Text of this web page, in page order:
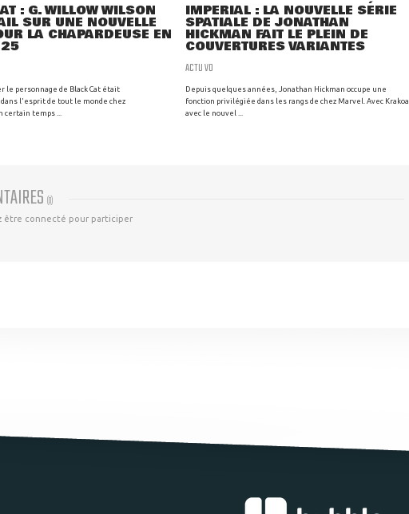
: G. WILLOW WILSON
SUR UNE NOUVELLE
LA CHAPARDEUSE EN
le personnage de Black Cat était
l'esprit de tout le monde chez
certain temps ...
IMPERIAL : LA NOUVELLE SÉRIE
SPATIALE DE JONATHAN
HICKMAN FAIT LE PLEIN DE
COUVERTURES VARIANTES
ACTU VO
Depuis quelques années, Jonathan Hickman occupe une
fonction privilégiée dans les rangs de chez Marvel. Avec Krakoa,
avec le nouvel ...
(0)
être connecté pour participer